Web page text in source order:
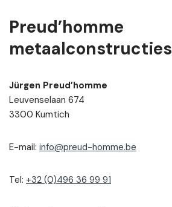
Preud’homme
metaalconstructies
Jürgen Preud’homme
Leuvenselaan 674
3300 Kumtich
E-mail: info@preud-homme.be
Tel: +32 (0)496 36 99 91